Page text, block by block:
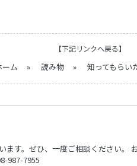
【下記リンクへ戻る】
ーム » 読み物 » 知ってもらい
す。ぜひ、一度ご相談ください。
987-7955